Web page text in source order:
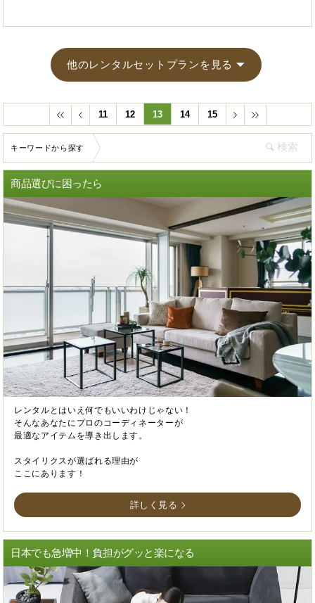
他のレンタルセットプランを見る
11 12 13 14 15
キーワードから探す
商品選びに困ったら
レンタルとはいえ何でもいいわけじゃない！
そんなあなたにプロのコーディネーターが
最適なアイテムを導き出します。
スタイリクスが選ばれる理由が
ここにあります！
詳しく見る
日本でも急増中！負担がグッと楽になる